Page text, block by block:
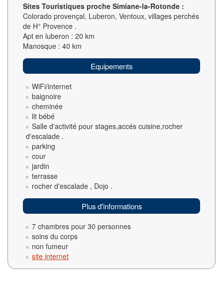
Sites Touristiques proche Simiane-la-Rotonde :
Colorado provençal, Luberon, Ventoux, villages perchés
de H° Provence .
Apt en luberon : 20 km
Manosque : 40 km
Equipements
WiFi/internet
baignoire
cheminée
lit bébé
Salle d'activité pour stages,accés cuisine,rocher
d'escalade .
parking
cour
jardin
terrasse
rocher d'escalade , Dojo .
Plus d'informations
7 chambres pour 30 personnes
soins du corps
non fumeur
site internet